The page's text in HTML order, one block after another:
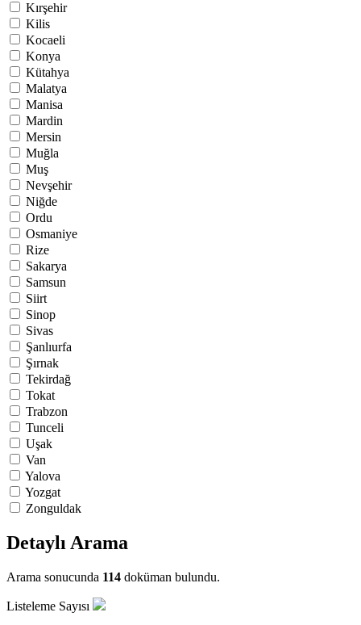
Kırşehir
Kilis
Kocaeli
Konya
Kütahya
Malatya
Manisa
Mardin
Mersin
Muğla
Muş
Nevşehir
Niğde
Ordu
Osmaniye
Rize
Sakarya
Samsun
Siirt
Sinop
Sivas
Şanlıurfa
Şırnak
Tekirdağ
Tokat
Trabzon
Tunceli
Uşak
Van
Yalova
Yozgat
Zonguldak
Detaylı Arama
Arama sonucunda 114 doküman bulundu.
Listeleme Sayısı